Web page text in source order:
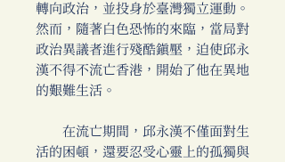
轉向政治，並投身於臺灣獨立運動。
然而，隨著白色恐怖的來臨，當局對
政治異議者進行殘酷鎮壓，迫使邱永
漢不得不流亡香港，開始了他在異地
的艱難生活。
在流亡期間，邱永漢不僅面對生
活的困頓，還要忍受心靈上的孤獨與